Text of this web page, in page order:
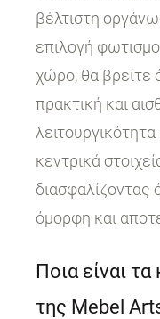
βέλτιστη
επιλογή
χώρο, θα βρείτε
πρακτική και
κεντρικά
διασφαλίζοντας
όμορφη και
Ποια είναι
της Mebel